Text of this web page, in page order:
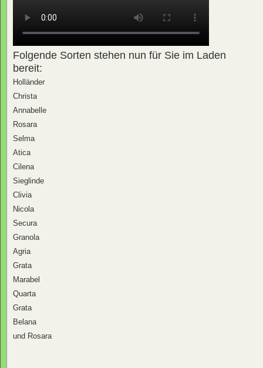
Folgende Sorten stehen nun für Sie im Laden
bereit:
Holländer
Christa
Annabelle
Rosara
Selma
Atica
Cilena
Sieglinde
Clivia
Nicola
Secura
Granola
Agria
Grata
Marabel
Quarta
Grata
Belana
und Rosara